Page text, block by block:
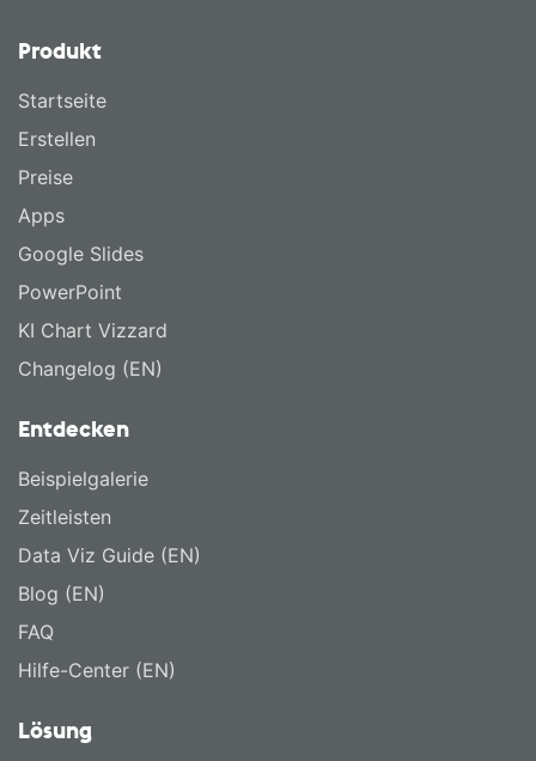
Produkt
Startseite
Erstellen
Preise
Apps
Google Slides
PowerPoint
KI Chart Vizzard
Changelog (EN)
Entdecken
Beispielgalerie
Zeitleisten
Data Viz Guide (EN)
Blog (EN)
FAQ
Hilfe-Center (EN)
Lösung